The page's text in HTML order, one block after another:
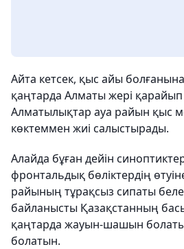
Айта кетсек, қыс айы
қаңтарда Алматы жері
Алматылықтар ауа райын қыс
көктеммен жиі салыстырады.
Алайда бұған дейін
фронтальдық бөліктердің
райының тұрақсыз сипаты
байланысты Қазақстанның
қаңтарда жауын-шашын
болатын.